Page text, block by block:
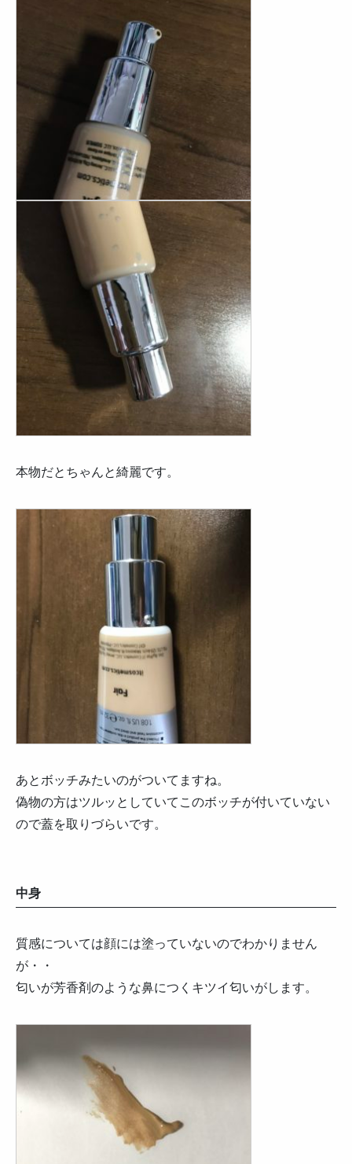
本物だとちゃんと綺麗です。
あとボッチみたいのがついてますね。
偽物の方はツルッとしていてこのボッチが付いていない
ので蓋を取りづらいです。
中身
質感については顔には塗っていないのでわかりません
が・・
匂いが芳香剤のような鼻につくキツイ匂いがします。